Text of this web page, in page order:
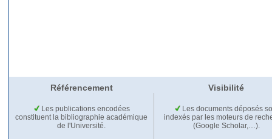
Référencement Visibilité
Les publications encodées
constituent la bibliographie académique
de l'Université.
Les documents déposés
indexés par les moteurs de
(Google Scholar,…).